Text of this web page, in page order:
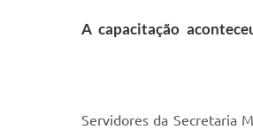
A capacitação
Servidores da Secretaria